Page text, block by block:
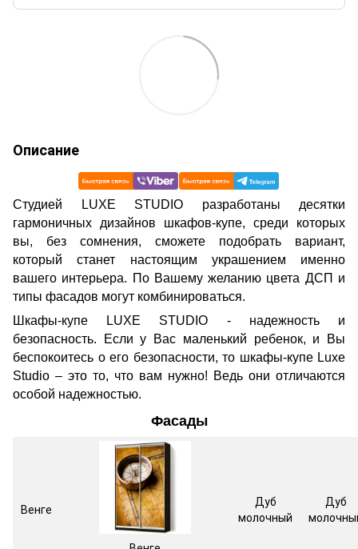
Описание
Cтудией LUXE STUDIO разработаны десятки
гармоничных дизайнов шкафов-купе, среди которых
вы, без сомнения, сможете подобрать вариант,
который станет настоящим украшением именно
вашего интерьера. По Вашему желанию цвета ДСП и
типы фасадов могут комбинироваться.
Шкафы-купе LUXE STUDIO - надежность и
безопасность. Если у Вас маленький ребенок, и Вы
беспокоитесь о его безопасности, то шкафы-купе Luxe
Studio – это то, что вам нужно! Ведь они отличаются
особой надежностью.
Фасады
Венге
Дуб
молочный
Дуб